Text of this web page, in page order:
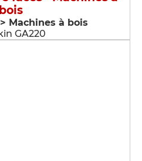
bois
Machines à bois
GA220